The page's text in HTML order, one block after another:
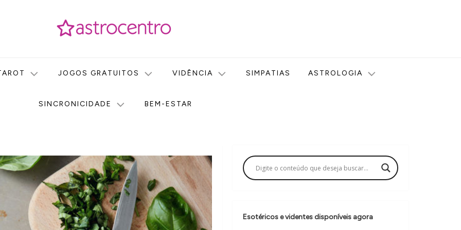
JOGOS GRATUITOS VIDÊNCIA SIMPATIAS ASTROLOGIA
SINCRONICIDADE BEM-ESTAR
Esotéricos e videntes disponíveis agora